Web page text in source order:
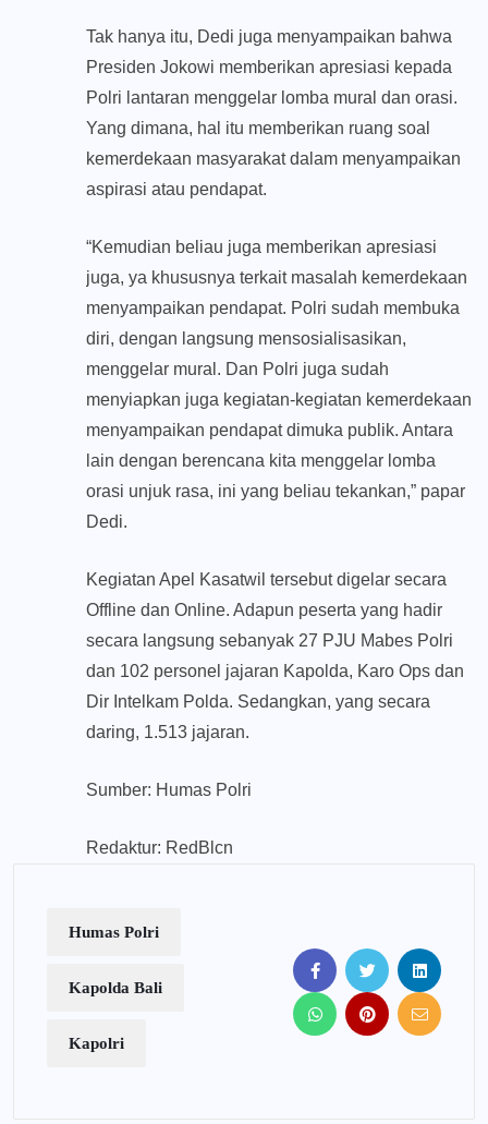
Tak hanya itu, Dedi juga menyampaikan bahwa
Presiden Jokowi memberikan apresiasi kepada
Polri lantaran menggelar lomba mural dan orasi.
Yang dimana, hal itu memberikan ruang soal
kemerdekaan masyarakat dalam menyampaikan
aspirasi atau pendapat.
“Kemudian beliau juga memberikan apresiasi
juga, ya khususnya terkait masalah kemerdekaan
menyampaikan pendapat. Polri sudah membuka
diri, dengan langsung mensosialisasikan,
menggelar mural. Dan Polri juga sudah
menyiapkan juga kegiatan-kegiatan kemerdekaan
menyampaikan pendapat dimuka publik. Antara
lain dengan berencana kita menggelar lomba
orasi unjuk rasa, ini yang beliau tekankan,” papar
Dedi.
Kegiatan Apel Kasatwil tersebut digelar secara
Offline dan Online. Adapun peserta yang hadir
secara langsung sebanyak 27 PJU Mabes Polri
dan 102 personel jajaran Kapolda, Karo Ops dan
Dir Intelkam Polda. Sedangkan, yang secara
daring, 1.513 jajaran.
Sumber: Humas Polri
Redaktur: RedBlcn
Humas Polri
Kapolda Bali
Kapolri